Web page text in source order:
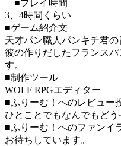
■プレイ時間
3、4時間くらい
■ゲーム紹介文
天才パン職人パンキチ君の
彼の作りだしたフランス
す。
■制作ツール
WOLF RPGエディター
■ふりーむ！へのレビュー
ひとことでもなんでもどう
■ふりーむ！へのファンイ
お待ちしています。